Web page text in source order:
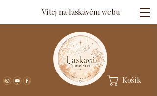
Vítej na laskavém webu
Košík